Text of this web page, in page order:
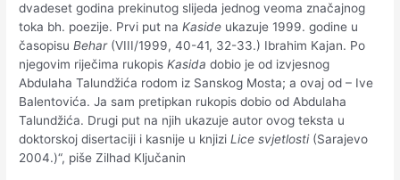
dvadeset godina prekinutog slijeda jednog veoma značajnog
toka bh. poezije. Prvi put naKaside ukazuje 1999. godine u
časopisuBehar(VIII/1999, 40-41, 32-33.) Ibrahim Kajan. Po
njegovim riječima rukopisKasida dobio je od izvjesnog
Abdulaha Talundžića rodom iz Sanskog Mosta; a ovaj od – Ive
Balentovića. Ja sam pretipkan rukopis dobio od Abdulaha
Talundžića. Drugi put na njih ukazuje autor ovog teksta u
doktorskoj disertaciji i kasnije u knjiziLice svjetlosti(Sarajevo
2004.)“, piše Zilhad Ključanin